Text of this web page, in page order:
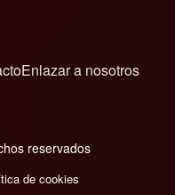
Enlazar a nosotros
reservados
de cookies